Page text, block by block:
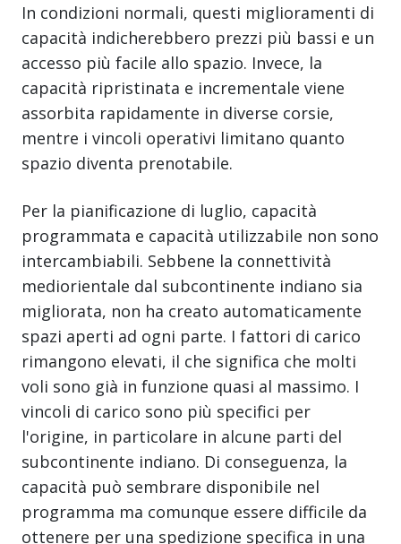
In condizioni normali, questi miglioramenti di
capacità indicherebbero prezzi più bassi e un
accesso più facile allo spazio. Invece, la
capacità ripristinata e incrementale viene
assorbita rapidamente in diverse corsie,
mentre i vincoli operativi limitano quanto
spazio diventa prenotabile.
Per la pianificazione di luglio, capacità
programmata e capacità utilizzabile non sono
intercambiabili. Sebbene la connettività
mediorientale dal subcontinente indiano sia
migliorata, non ha creato automaticamente
spazi aperti ad ogni parte. I fattori di carico
rimangono elevati, il che significa che molti
voli sono già in funzione quasi al massimo. I
vincoli di carico sono più specifici per
l'origine, in particolare in alcune parti del
subcontinente indiano. Di conseguenza, la
capacità può sembrare disponibile nel
programma ma comunque essere difficile da
ottenere per una spedizione specifica in una